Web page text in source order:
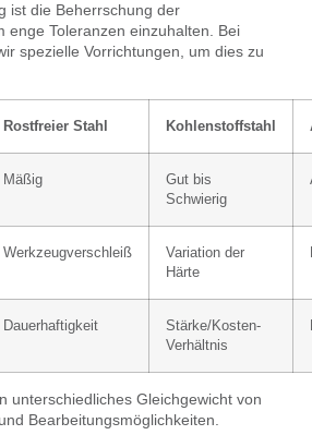
ist die Beherrschung der
enge Toleranzen einzuhalten. Bei
spezielle Vorrichtungen, um dies zu
Rostfreier Stahl Kohlenstoffstahl
Mäßig
Gut bis
Schwierig
Werkzeugverschleiß
Variation der
Härte
Dauerhaftigkeit
Stärke/Kosten-
Verhältnis
unterschiedliches Gleichgewicht von
Bearbeitungsmöglichkeiten.